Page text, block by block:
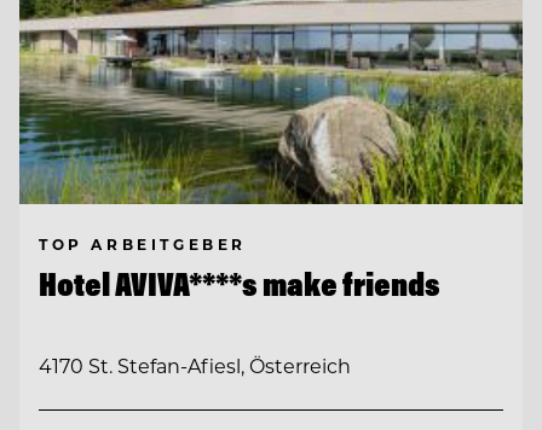
TOP ARBEITGEBER
Hotel AVIVA****s make friends
4170 St. Stefan-Afiesl, Österreich